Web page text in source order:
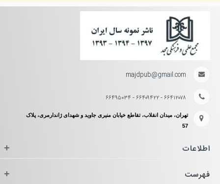
majdpub@gmail.com
۶۶۴۱۲۰۷۸ - ۶۶۴۰۹۴۲۲ - ۶۶۴۹۵۰۳۴
تهران، میدان انقلاب، تقاطع خیابان منیری جاوید و شهدای ژاندارمری، پلاک
57
اطلاعات +
فهرست +